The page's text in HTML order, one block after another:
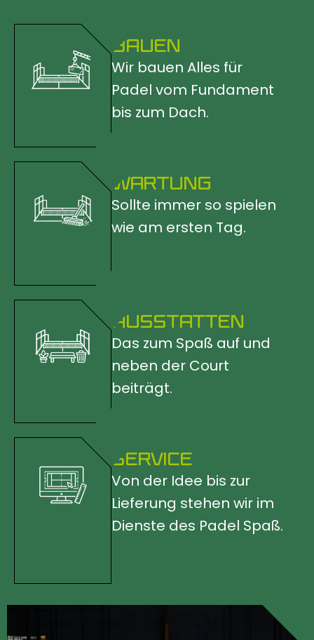
BAUEN
Wir bauen Alles für
Padel vom Fundament
bis zum Dach.
WARTUNG
Sollte immer so spielen
wie am ersten Tag.
AUSSTATTEN
Das zum Spaß auf und
neben der Court
beiträgt.
SERVICE
Von der Idee bis zur
Lieferung stehen wir im
Dienste des Padel Spaß.